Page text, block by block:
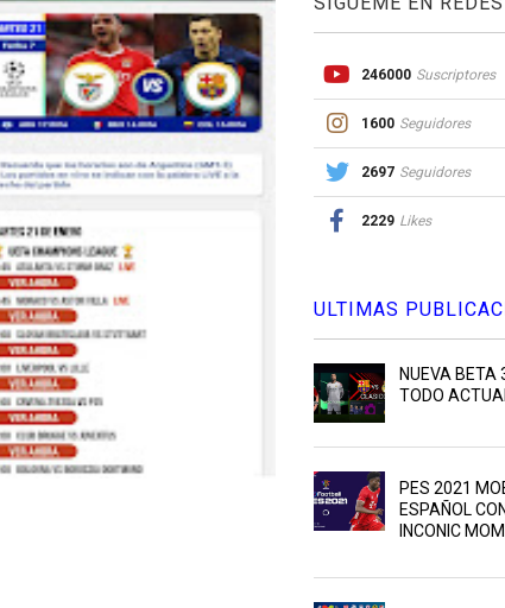
246000 Suscriptores
1600 Seguidores
2697 Seguidores
2229 Likes
ULTIMAS
NUEVA BETA
TODO
PES 2021
ESPAÑOL
INCONIC